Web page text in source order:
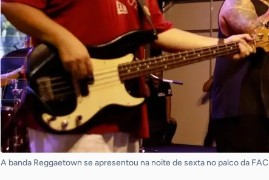
A banda Reggaetown se apresentou na noite de sexta no palco da FAC